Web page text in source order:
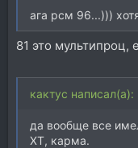
ага рсм 96...)))
81 это мультипроц,
кактус написал(а):
да вообще все
XT, карма.